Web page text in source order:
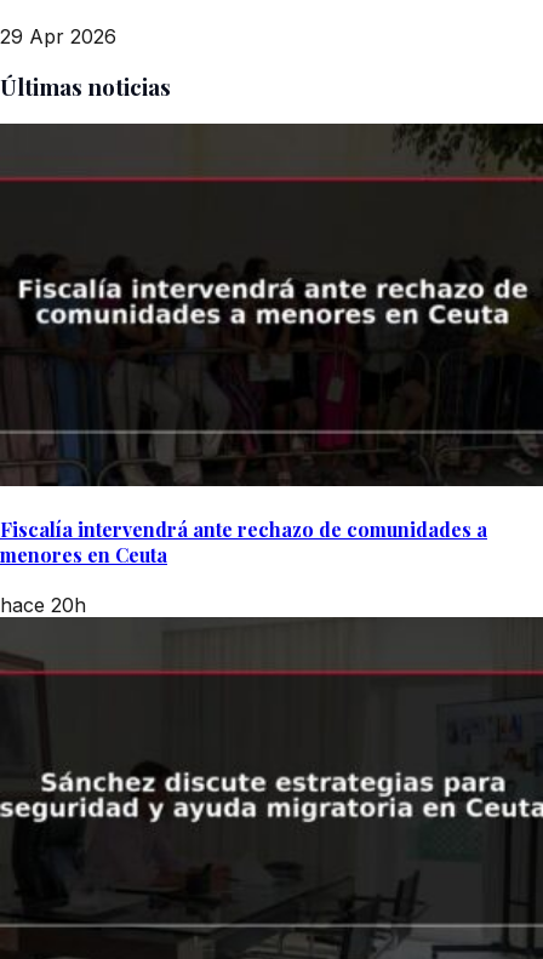
29 Apr 2026
Últimas noticias
Fiscalía intervendrá ante rechazo de comunidades a
menores en Ceuta
hace 20h